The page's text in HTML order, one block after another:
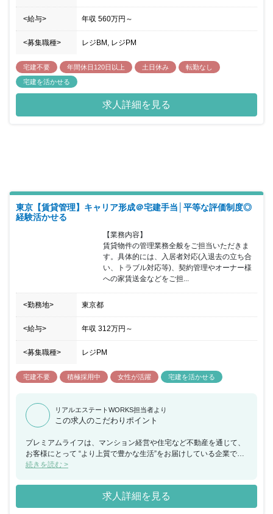
時は働き、休む時はしっかり休むというスタイルのため、平均残業
時間は18時間/月程度となっています。（繁忙期等超える場合があ
時間を調整することが可能です。 【若手活躍】 会社全体の平均年
休取得率も100％となっており、ライフステージの変化があっても
働きやすい環境です。男女比は、男性5：女性5です。
<給与> 年収 560万円 ～
<募集職種> レジBM, レジPM
宅建不要 年間休日120日以上 土日休み
転勤なし
宅建を活かせる
求人詳細を見る
東京【賃貸管理】キャリア形成＠宅建手当│平等な評価制度◎
経験活かせる
【業務内容】
賃貸物件の管理業務全般をご担当いただきま
す。具体的には、入居者対応(入退去の立ち合
い、トラブル対応等)、契約管理やオーナー様
への家賃送金などをご担...
<勤務地> 東京都
<給与> 年収 312万円 ～
<募集職種> レジPM
宅建不要 積極採用中 女性が活躍 宅建を活かせる
リアルエステートWORKS担当者より
この求人のこだわりポイント
プレミアムライフは、マンション経営や住宅など不動産を通じて、
お客様にとって “より上質で豊かな生活”をお届けしている企業で
す。最高の商品、最高のホスピタリティを心がけ、お客様との信頼
とりひとりのお客様の笑顔です。その笑顔を日々、生み出すため
に、全力を尽くすのがプレミアムライフの仕事です。お客様も、自
分自身にもプレミアムライフを。ともに実現したいと思われた方は
続きを読む >
求人詳細を見る